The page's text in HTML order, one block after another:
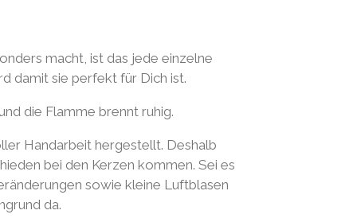
macht, ist das jede einzelne
damit sie perfekt für Dich ist.
die Flamme brennt ruhig.
Handarbeit hergestellt. Deshalb
bei den Kerzen kommen. Sei es
sowie kleine Luftblasen
da.